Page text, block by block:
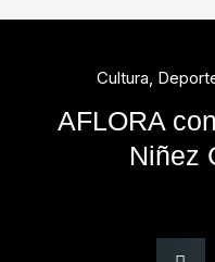
Cultura,
AFLORA
Niñez